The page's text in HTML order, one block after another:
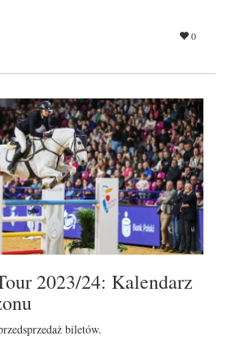
0
2023/24: Kalendarz
biletów.